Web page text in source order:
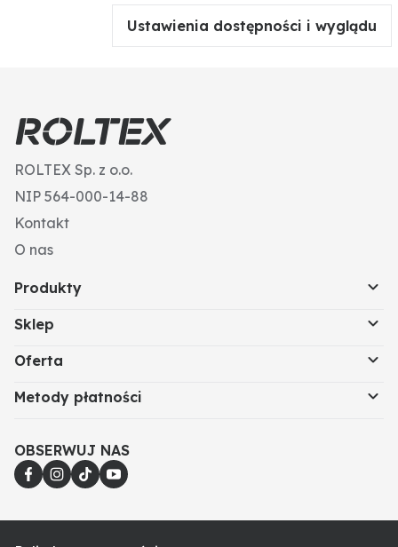
Ustawienia dostępności i wyglądu
ROLTEX Sp. z o.o.
NIP 564-000-14-88
Kontakt
O nas
Produkty
Sklep
Oferta
Metody płatności
OBSERWUJ NAS